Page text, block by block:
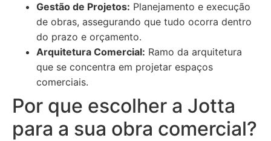
Gestão de Projetos: Planejamento e execução
de obras, assegurando que tudo ocorra dentro
do prazo e orçamento.
Arquitetura Comercial: Ramo da arquitetura
que se concentra em projetar espaços
comerciais.
Por que escolher a Jotta
para a sua obra comercial?